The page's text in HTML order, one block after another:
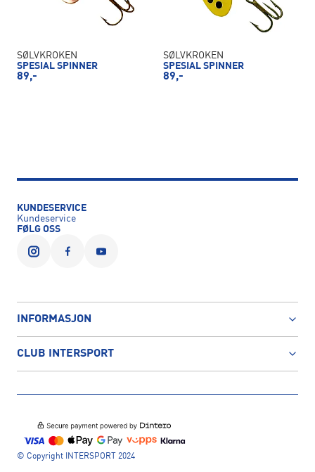
SØLVKROKEN
SPESIAL SPINNER
89,-
SØLVKROKEN
SPESIAL SPINNER
89,-
KUNDESERVICE
Kundeservice
FØLG OSS
INFORMASJON
CLUB INTERSPORT
© Copyright INTERSPORT 2024